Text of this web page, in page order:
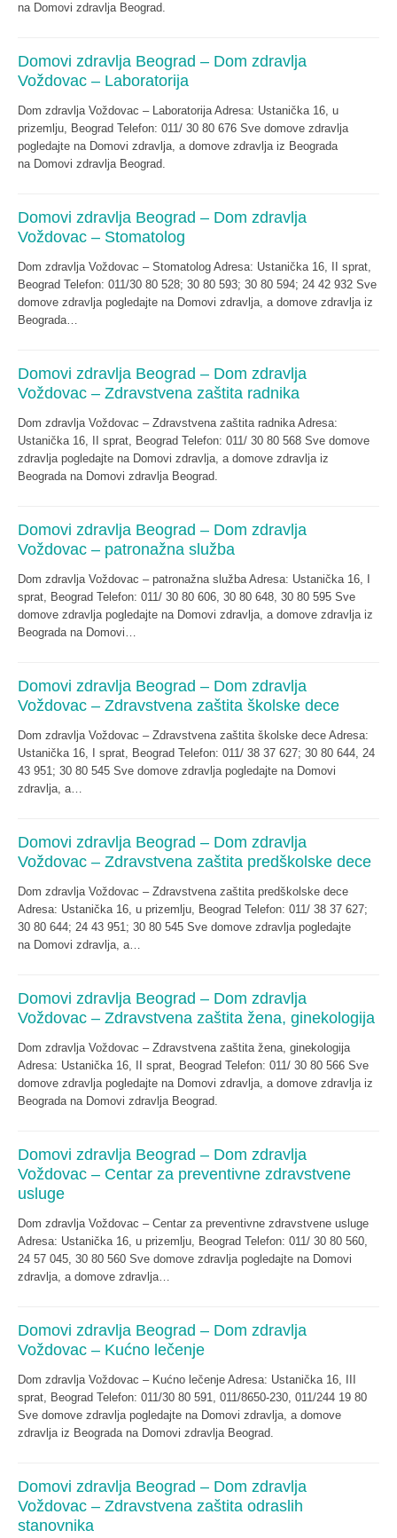
na Domovi zdravlja Beograd.
Domovi zdravlja Beograd – Dom zdravlja
Voždovac – Laboratorija
Dom zdravlja Voždovac – Laboratorija Adresa: Ustanička 16, u
prizemlju, Beograd Telefon: 011/ 30 80 676 Sve domove zdravlja
pogledajte na Domovi zdravlja, a domove zdravlja iz Beograda
na Domovi zdravlja Beograd.
Domovi zdravlja Beograd – Dom zdravlja
Voždovac – Stomatolog
Dom zdravlja Voždovac – Stomatolog Adresa: Ustanička 16, II sprat,
Beograd Telefon: 011/30 80 528; 30 80 593; 30 80 594; 24 42 932 Sve
domove zdravlja pogledajte na Domovi zdravlja, a domove zdravlja iz
Beograda…
Domovi zdravlja Beograd – Dom zdravlja
Voždovac – Zdravstvena zaštita radnika
Dom zdravlja Voždovac – Zdravstvena zaštita radnika Adresa:
Ustanička 16, II sprat, Beograd Telefon: 011/ 30 80 568 Sve domove
zdravlja pogledajte na Domovi zdravlja, a domove zdravlja iz
Beograda na Domovi zdravlja Beograd.
Domovi zdravlja Beograd – Dom zdravlja
Voždovac – patronažna služba
Dom zdravlja Voždovac – patronažna služba Adresa: Ustanička 16, I
sprat, Beograd Telefon: 011/ 30 80 606, 30 80 648, 30 80 595 Sve
domove zdravlja pogledajte na Domovi zdravlja, a domove zdravlja iz
Beograda na Domovi…
Domovi zdravlja Beograd – Dom zdravlja
Voždovac – Zdravstvena zaštita školske dece
Dom zdravlja Voždovac – Zdravstvena zaštita školske dece Adresa:
Ustanička 16, I sprat, Beograd Telefon: 011/ 38 37 627; 30 80 644, 24
43 951; 30 80 545 Sve domove zdravlja pogledajte na Domovi
zdravlja, a…
Domovi zdravlja Beograd – Dom zdravlja
Voždovac – Zdravstvena zaštita predškolske dece
Dom zdravlja Voždovac – Zdravstvena zaštita predškolske dece
Adresa: Ustanička 16, u prizemlju, Beograd Telefon: 011/ 38 37 627;
30 80 644; 24 43 951; 30 80 545 Sve domove zdravlja pogledajte
na Domovi zdravlja, a…
Domovi zdravlja Beograd – Dom zdravlja
Voždovac – Zdravstvena zaštita žena, ginekologija
Dom zdravlja Voždovac – Zdravstvena zaštita žena, ginekologija
Adresa: Ustanička 16, II sprat, Beograd Telefon: 011/ 30 80 566 Sve
domove zdravlja pogledajte na Domovi zdravlja, a domove zdravlja iz
Beograda na Domovi zdravlja Beograd.
Domovi zdravlja Beograd – Dom zdravlja
Voždovac – Centar za preventivne zdravstvene
usluge
Dom zdravlja Voždovac – Centar za preventivne zdravstvene usluge
Adresa: Ustanička 16, u prizemlju, Beograd Telefon: 011/ 30 80 560,
24 57 045, 30 80 560 Sve domove zdravlja pogledajte na Domovi
zdravlja, a domove zdravlja…
Domovi zdravlja Beograd – Dom zdravlja
Voždovac – Kućno lečenje
Dom zdravlja Voždovac – Kućno lečenje Adresa: Ustanička 16, III
sprat, Beograd Telefon: 011/30 80 591, 011/8650-230, 011/244 19 80
Sve domove zdravlja pogledajte na Domovi zdravlja, a domove
zdravlja iz Beograda na Domovi zdravlja Beograd.
Domovi zdravlja Beograd – Dom zdravlja
Voždovac – Zdravstvena zaštita odraslih
stanovnika